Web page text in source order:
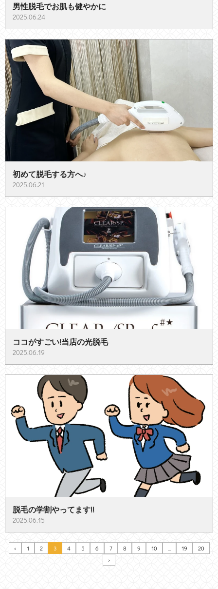
男性脱毛でお肌も健やかに
2025.06.24
初めて脱毛する方へ♪
2025.06.21
ココがすごい!当店の光脱毛
2025.06.19
脱毛の学割やってます!!
2025.06.15
‹ 1 2 3 4 5 6 7 8 9 10 19
20
›